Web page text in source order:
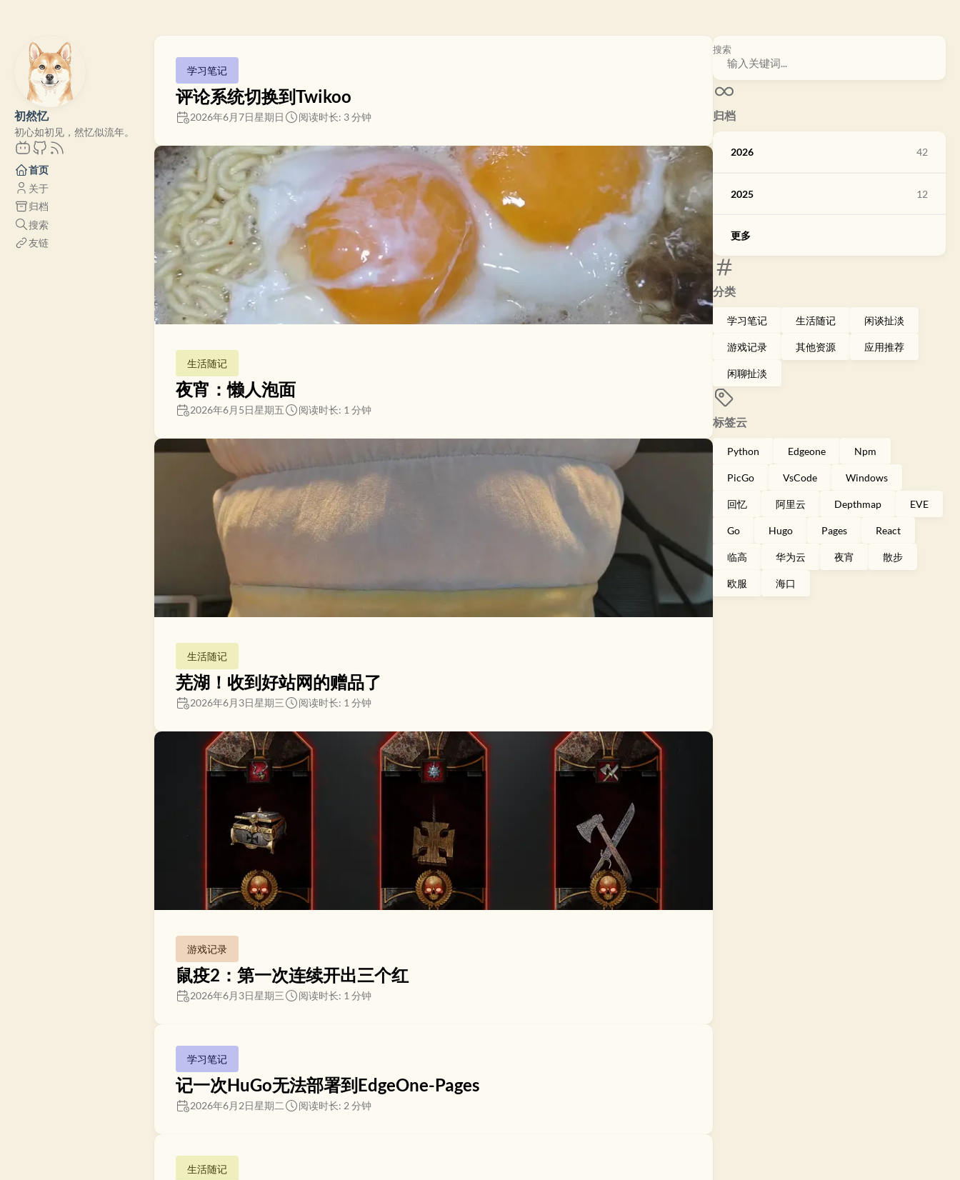
初然忆
初心如初见，然忆似流年。
首页
关于
归档
搜索
友链
搜索
归档
2026 42
2025 12
更多
分类
学习笔记 生活随记 闲谈扯淡
游戏记录 其他资源 应用推荐
闲聊扯淡
标签云
Python Edgeone Npm
PicGo VsCode Windows
回忆 阿里云 Depthmap EVE
Go Hugo Pages React
临高 华为云 夜宵 散步
欧服 海口
学习笔记
评论系统切换到Twikoo
2026年6月7日星期日 阅读时长: 3 分钟
生活随记
夜宵：懒人泡面
2026年6月5日星期五 阅读时长: 1 分钟
生活随记
芜湖！收到好站网的赠品了
2026年6月3日星期三 阅读时长: 1 分钟
游戏记录
鼠疫2：第一次连续开出三个红
2026年6月3日星期三 阅读时长: 1 分钟
学习笔记
记一次HuGo无法部署到EdgeOne-Pages
2026年6月2日星期二 阅读时长: 2 分钟
生活随记